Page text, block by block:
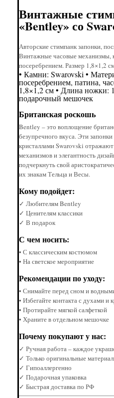
Винтажные
«Bentley» со
Авторские стимпанк запонки,
Винтажные часовые механизмы,
посеребрением. Размер 1,8×1,2
• Камни: Swarovski •
посеребрением, патина,
1,8×1,2 см • Длина ножки:
подарочный мешочек
Британская роскошь
Bentley – это воплощение
безупречного вкуса. Эти
кристаллами Swarovski
механизмов и элегантность
подчеркнуть свой
их знакам Тельца и Весы.
Кому подойдет:
✓ Любителям Bentley
✓ Ценителям классики
✓ В подарок
С чем носить:
• С классическим костюмом
• На светское мероприятие
Рекомендации по уходу:
• Снимайте перед сном и
• Избегайте контакта с духами и
• Протирайте мягкой салфеткой
• Храните в отдельном мешочке
Почему покупают у нас:
✓ Ручная работа – каждое
✓ Только оригинальные
✓ Гипоаллергенно
✓ Подарочная упаковка
✓ Быстрая доставка по РФ